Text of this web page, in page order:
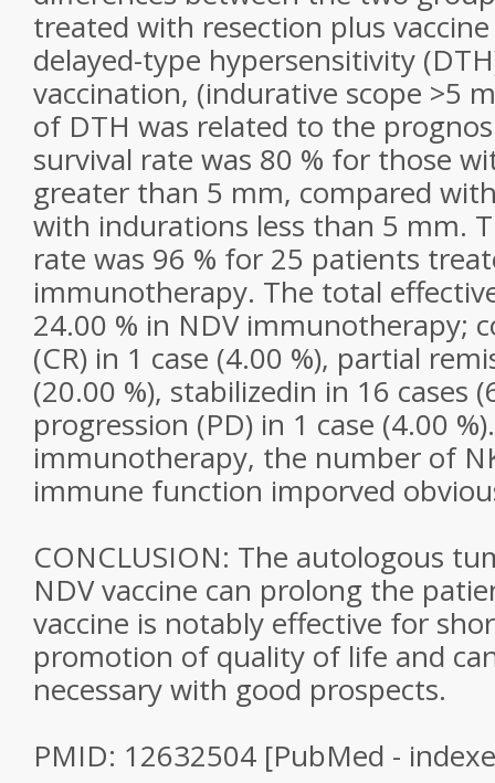
treated with resection plus
delayed-type hypersensitivity
vaccination, (indurative scope >5
of DTH was related to the
survival rate was 80 % for those
greater than 5 mm, compared
with indurations less than 5 mm.
rate was 96 % for 25 patients
immunotherapy. The total
24.00 % in NDV immunotherapy;
(CR) in 1 case (4.00 %), partial
(20.00 %), stabilizedin in 16 cases
progression (PD) in 1 case (4.00
immunotherapy, the number of
immune function imporved
CONCLUSION: The autologous
NDV vaccine can prolong the
vaccine is notably effective for
promotion of quality of life and
necessary with good prospects.
PMID: 12632504 [PubMed -